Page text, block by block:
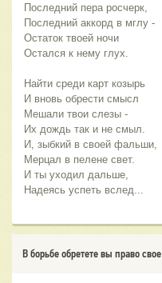
Последний пера росчерк,
Последний аккорд в мглу -
Остаток твоей ночи
Остался к нему глух.
Найти среди карт козырь
И вновь обрести смысл
Мешали твои слезы -
Их дождь так и не смыл.
И, зыбкий в своей фальши,
Мерцал в пелене свет.
И ты уходил дальше,
Надеясь успеть вслед...
В борьбе обретете вы право свое